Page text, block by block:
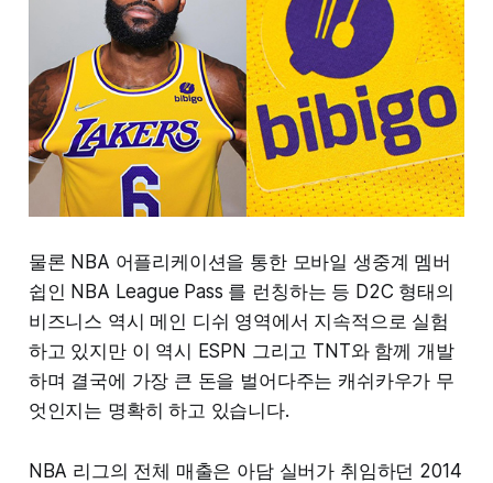
물론 NBA 어플리케이션을 통한 모바일 생중계 멤버
쉽인 NBA League Pass 를 런칭하는 등 D2C 형태의
비즈니스 역시 메인 디쉬 영역에서 지속적으로 실험
하고 있지만 이 역시 ESPN 그리고 TNT와 함께 개발
하며 결국에 가장 큰 돈을 벌어다주는 캐쉬카우가 무
엇인지는 명확히 하고 있습니다.
NBA 리그의 전체 매출은 아담 실버가 취임하던 2014